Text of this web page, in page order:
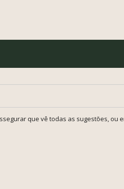
que vê todas as sugestões, ou